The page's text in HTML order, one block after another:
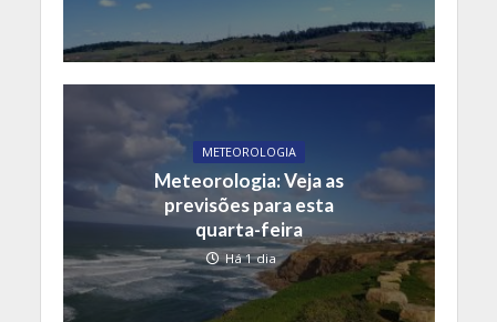
METEOROLOGIA
Meteorologia: Veja as
previsões para esta
quarta-feira
Há 1 dia